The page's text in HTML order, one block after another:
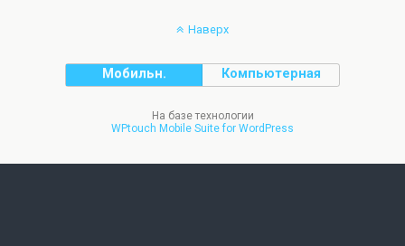
Наверх
Мобильн. Компьютерная
На базе технологии
WPtouch Mobile Suite for WordPress